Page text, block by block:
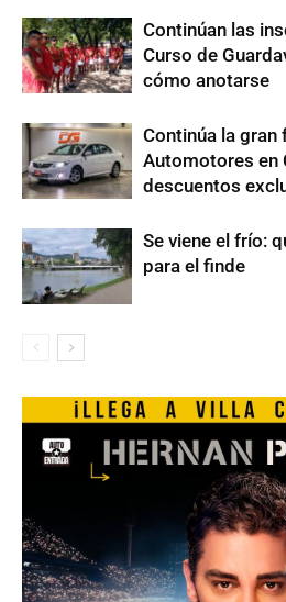
Continúan las
Curso de
cómo anotarse
Continúa la gran
Automotores en
descuentos
Se viene el frío:
para el finde